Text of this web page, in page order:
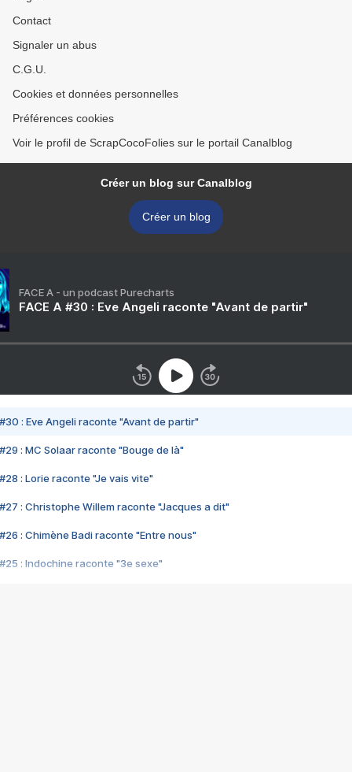
Contact
Signaler un abus
C.G.U.
Cookies et données personnelles
Préférences cookies
Voir le profil de ScrapCocoFolies sur le portail Canalblog
Créer un blog sur Canalblog
Créer un blog
FACE A - un podcast Purecharts
FACE A #30 : Eve Angeli raconte "Avant de partir"
#30 : Eve Angeli raconte "Avant de partir"
#29 : MC Solaar raconte "Bouge de là"
#28 : Lorie raconte "Je vais vite"
#27 : Christophe Willem raconte "Jacques a dit"
#26 : Chimène Badi raconte "Entre nous"
#25 : Indochine raconte "3e sexe"